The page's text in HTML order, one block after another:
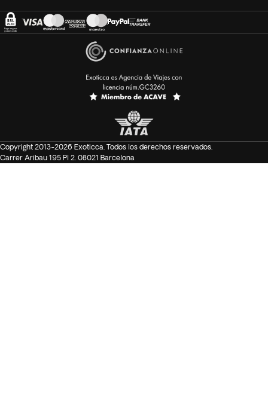
Copyright 2013-2026 Exoticca. Todos los derechos reservados.
Carrer Aribau 195 Pl 2. 08021 Barcelona